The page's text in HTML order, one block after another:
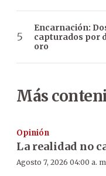
Encarnación:
capturados por
oro
Más
Opinión
La realidad no
Agosto 7, 2026 04:00 a.